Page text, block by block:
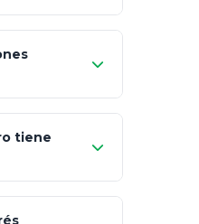
100% a tus
tiene